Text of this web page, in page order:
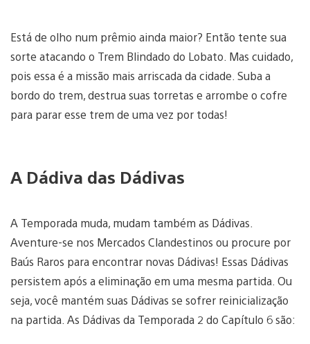
Está de olho num prêmio ainda maior? Então tente sua
sorte atacando o Trem Blindado do Lobato. Mas cuidado,
pois essa é a missão mais arriscada da cidade. Suba a
bordo do trem, destrua suas torretas e arrombe o cofre
para parar esse trem de uma vez por todas!
A Dádiva das Dádivas
A Temporada muda, mudam também as Dádivas.
Aventure-se nos Mercados Clandestinos ou procure por
Baús Raros para encontrar novas Dádivas! Essas Dádivas
persistem após a eliminação em uma mesma partida. Ou
seja, você mantém suas Dádivas se sofrer reinicialização
na partida. As Dádivas da Temporada 2 do Capítulo 6 são: